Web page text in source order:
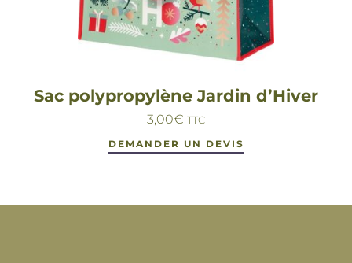
Sac polypropylène Jardin d’Hiver
3,00€ TTC
DEMANDER UN DEVIS